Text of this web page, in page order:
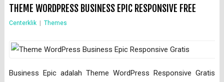
THEME WORDPRESS BUSINESS EPIC RESPONSIVE FREE
Centerklik Themes
Business Epic adalah Theme WordPress Responsive Gratis